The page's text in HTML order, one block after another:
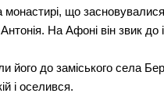
монастирі, що
На Афоні він звик до
його до заміського села
і оселився.